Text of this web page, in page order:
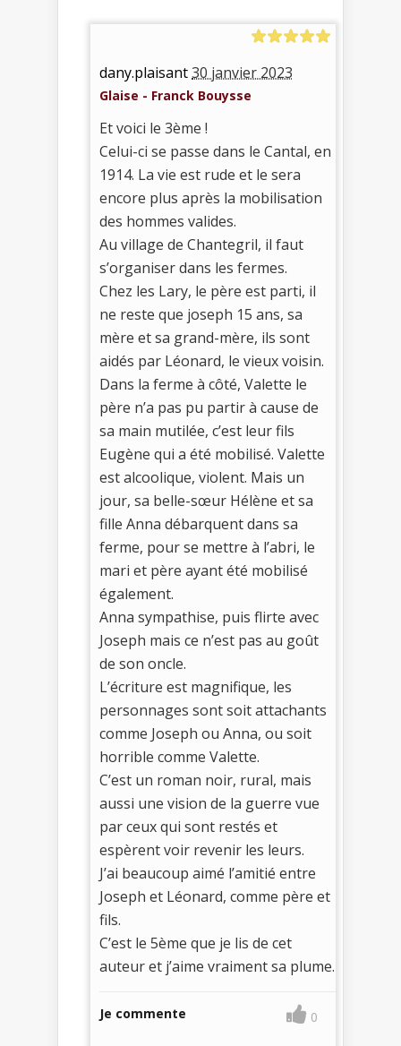
dany.plaisant30 janvier 2023
Glaise - Franck Bouysse
Et voici le 3ème !
Celui-ci se passe dans le Cantal, en
1914. La vie est rude et le sera
encore plus après la mobilisation
des hommes valides.
Au village de Chantegril, il faut
s’organiser dans les fermes.
Chez les Lary, le père est parti, il
ne reste que joseph 15 ans, sa
mère et sa grand-mère, ils sont
aidés par Léonard, le vieux voisin.
Dans la ferme à côté, Valette le
père n’a pas pu partir à cause de
sa main mutilée, c’est leur fils
Eugène qui a été mobilisé. Valette
est alcoolique, violent. Mais un
jour, sa belle-sœur Hélène et sa
fille Anna débarquent dans sa
ferme, pour se mettre à l’abri, le
mari et père ayant été mobilisé
également.
Anna sympathise, puis flirte avec
Joseph mais ce n’est pas au goût
de son oncle.
L’écriture est magnifique, les
personnages sont soit attachants
comme Joseph ou Anna, ou soit
horrible comme Valette.
C’est un roman noir, rural, mais
aussi une vision de la guerre vue
par ceux qui sont restés et
espèrent voir revenir les leurs.
J’ai beaucoup aimé l’amitié entre
Joseph et Léonard, comme père et
fils.
C’est le 5ème que je lis de cet
auteur et j’aime vraiment sa plume.
Je commente 0